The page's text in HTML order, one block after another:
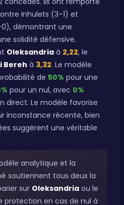
Inhulets (3–1) et
démontrant une
solidité défensive.
Oleksandria à 2,22, le
Bereh à 3,32. Le modèle
de 50% pour une
pour un nul, avec 0%
direct. Le modèle favorise
inconstance récente, bien
suggèrent une véritable
analytique et la
soutiennent tous deux la
sur Oleksandria ou le
protection en cas de nul à